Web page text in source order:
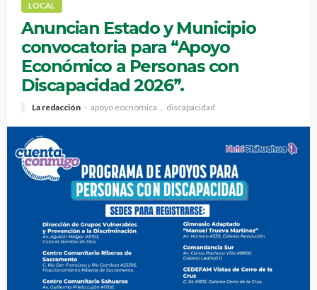
LOCAL
Anuncian Estado y Municipio
convocatoria para “Apoyo
Económico a Personas con
Discapacidad 2026”.
La redacción apoyo eocnomica discapacidad